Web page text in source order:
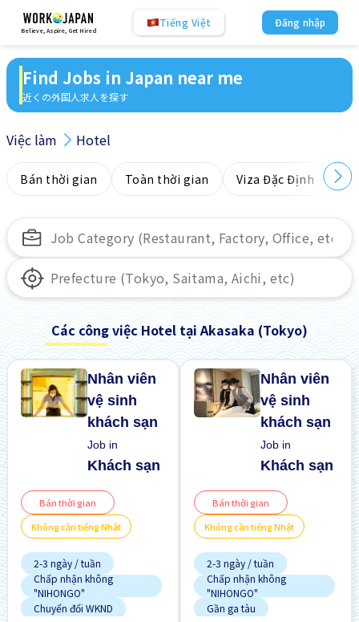
Believe, Aspire, Get Hired
Tiếng Việt Đăng nhập
Find Jobs in Japan near me
近くの外国人求人を探す
Việc làm Hotel
Bán thời gian Toàn thời gian Viza Đặc Định
Các công việc Hotel tại Akasaka (Tokyo)
Nhân viên
vệ sinh
khách sạn
Job in
Khách sạn
Bán thời gian
Không cần tiếng Nhật
2-3 ngày / tuần
Chấp nhận không
"NIHONGO"
Chuyển đổi WKND
Nhân viên
vệ sinh
khách sạn
Job in
Khách sạn
Bán thời gian
Không cần tiếng Nhật
2-3 ngày / tuần
Chấp nhận không
"NIHONGO"
Gần ga tàu